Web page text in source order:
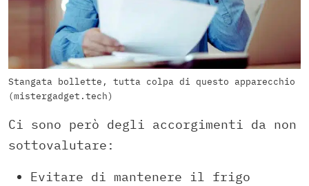
Stangata bollette, tutta colpa di questo apparecchio
(mistergadget.tech)
Ci sono però degli accorgimenti da non
sottovalutare:
Evitare di mantenere il frigo